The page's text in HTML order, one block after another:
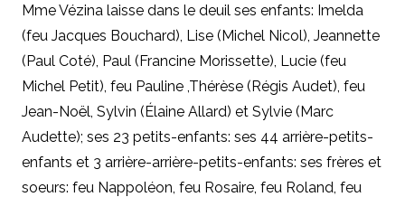
Mme Vézina laisse dans le deuil ses enfants: Imelda
(feu Jacques Bouchard), Lise (Michel Nicol), Jeannette
(Paul Coté), Paul (Francine Morissette), Lucie (feu
Michel Petit), feu Pauline ,Thérèse (Régis Audet), feu
Jean-Noël, Sylvin (Élaine Allard) et Sylvie (Marc
Audette); ses 23 petits-enfants: ses 44 arrière-petits-
enfants et 3 arrière-arrière-petits-enfants: ses frères et
soeurs: feu Nappoléon, feu Rosaire, feu Roland, feu